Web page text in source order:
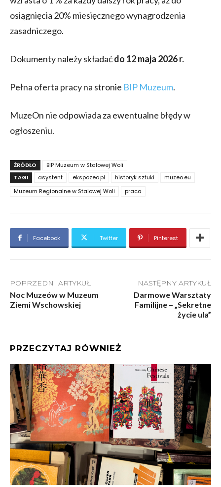
osiągnięcia 20% miesięcznego wynagrodzenia
zasadniczego.
Dokumenty należy składaćdo 12 maja 2026 r.
Pełna oferta pracy na stronie BIP Muzeum.
MuzeOn nie odpowiada za ewentualne błędy w
ogłoszeniu.
ŹRÓDŁO
BIP Muzeum w Stalowej Woli
TAGI
asystent ekspozeo.pl historyk sztuki
muzeo.eu
Muzeum Regionalne w Stalowej Woli
praca
Facebook Twitter Pinterest
POPRZEDNI ARTYKUŁ
Noc Muzeów w Muzeum
Ziemi Wschowskiej
NASTĘPNY ARTYKUŁ
Darmowe Warsztaty
Familijne – „Sekretne
życie ula”
PRZECZYTAJ RÓWNIEŻ